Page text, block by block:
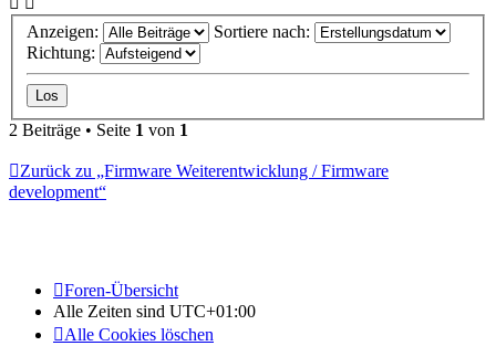
Anzeigen:
Sortiere nach:
Richtung:
2 Beiträge • Seite 1 von 1
Zurück zu „Firmware Weiterentwicklung / Firmware
development“
Foren-Übersicht
Alle Zeiten sind UTC+01:00
Alle Cookies löschen